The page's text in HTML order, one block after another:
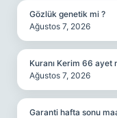
Gözlük genetik mi ?
Ağustos 7, 2026
Kuranı Kerim 66 ayet
Ağustos 7, 2026
Garanti hafta sonu